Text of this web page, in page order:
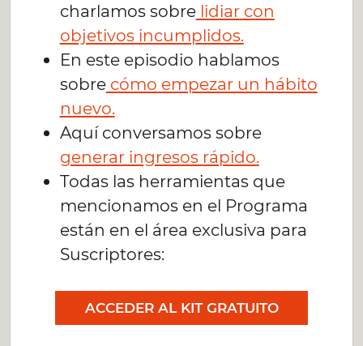
charlamos sobrelidiar con
objetivos incumplidos.
En este episodio hablamos
sobrecómo empezar un hábito
nuevo.
Aquí conversamos sobre
generar ingresos rápido.
Todas las herramientas que
mencionamos en el Programa
están en el área exclusiva para
Suscriptores:
ACCEDER AL KIT GRATUITO